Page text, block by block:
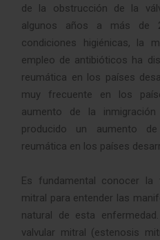
de la obstrucción de la
algunos años a más de
condiciones higiénicas, la
empleo de antibióticos ha
reumática en los países
muy frecuente en los
aumento de la
producido un aumento
reumática en los países
Es fundamental conocer la
mitral para entender las
natural de esta
valvular mitral (estenosis